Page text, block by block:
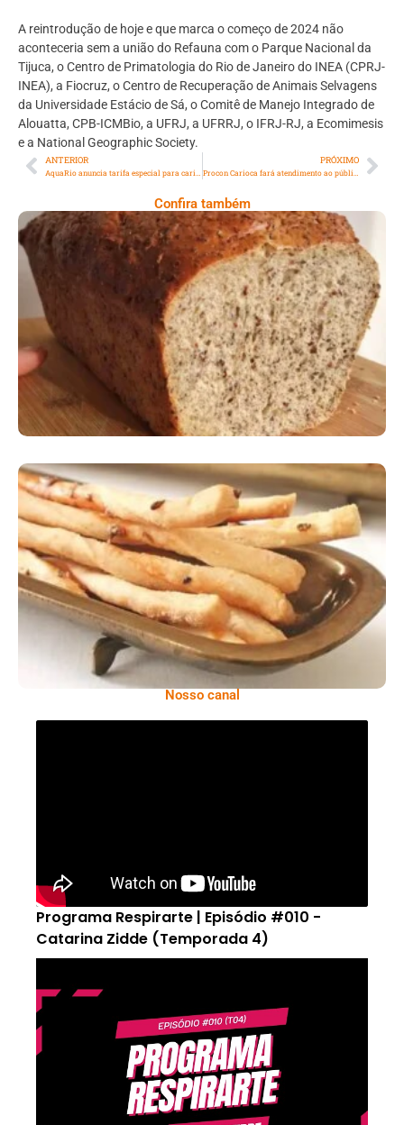
A reintrodução de hoje e que marca o começo de 2024 não
aconteceria sem a união do Refauna com o Parque Nacional da
Tijuca, o Centro de Primatologia do Rio de Janeiro do INEA (CPRJ-
INEA), a Fiocruz, o Centro de Recuperação de Animais Selvagens
da Universidade Estácio de Sá, o Comitê de Manejo Integrado de
Alouatta, CPB-ICMBio, a UFRJ, a UFRRJ, o IFRJ-RJ, a Ecomimesis
e a National Geographic Society.
ANTERIOR PRÓXIMO
Confira também
Comer Bem: Pão Low Carb
Comer Bem: Palitinhos De Cebola E Salsa
Nosso canal
Programa Respirarte | Episódio #010 -
Catarina Zidde (Temporada 4)